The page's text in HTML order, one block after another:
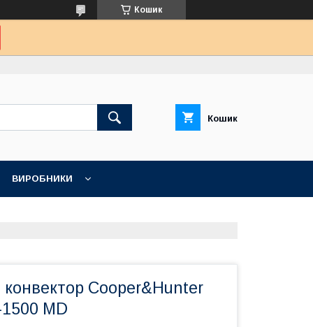
Кошик
Кошик
ВИРОБНИКИ
Cooper&Hunter
MD